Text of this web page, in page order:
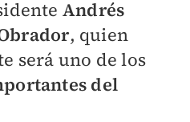
Andrés
, quien
será uno de los
del